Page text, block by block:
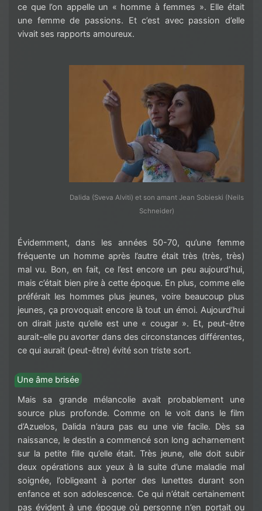
ce que l’on appelle un « homme à femmes ». Elle était
une femme de passions. Et c’est avec passion d’elle
vivait ses rapports amoureux.
Dalida (Sveva Alviti) et son amant Jean Sobieski (Neils
Schneider)
Évidemment, dans les années 50-70, qu’une femme
fréquente un homme après l’autre était très (très, très)
mal vu. Bon, en fait, ce l’est encore un peu aujourd’hui,
mais c’était bien pire à cette époque. En plus, comme elle
préférait les hommes plus jeunes, voire beaucoup plus
jeunes, ça provoquait encore là tout un émoi. Aujourd’hui
on dirait juste qu’elle est une « cougar ». Et, peut-être
aurait-elle pu avorter dans des circonstances différentes,
ce qui aurait (peut-être) évité son triste sort.
Une âme brisée
Mais sa grande mélancolie avait probablement une
source plus profonde. Comme on le voit dans le film
d’Azuelos, Dalida n’aura pas eu une vie facile. Dès sa
naissance, le destin a commencé son long acharnement
sur la petite fille qu’elle était. Très jeune, elle doit subir
deux opérations aux yeux à la suite d’une maladie mal
soignée, l’obligeant à porter des lunettes durant son
enfance et son adolescence. Ce qui n’était certainement
pas évident à une époque où personne n’en portait ou